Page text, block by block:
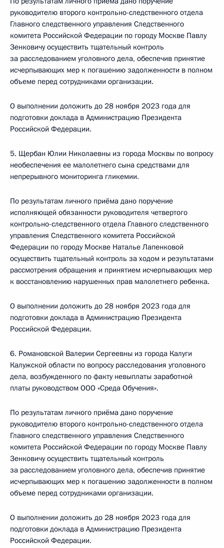
руководителю второго контрольно-следственного отдела
Главного следственного управления Следственного
комитета Российской Федерации по городу Москве Павлу
Зенковичу осуществить тщательный контроль
за расследованием уголовного дела, обеспечив принятие
исчерпывающих мер к погашению задолженности в полном
объеме перед сотрудниками организации.
О выполнении доложить до 28 ноября 2023 года для
подготовки доклада в Администрацию Президента
Российской Федерации.
5. Щербан Юлии Николаевны из города Москвы по вопросу
необеспечения ее малолетнего сына средствами для
непрерывного мониторинга гликемии.
По результатам личного приёма дано поручение
исполняющей обязанности руководителя четвертого
контрольно-следственного отдела Главного следственного
управления Следственного комитета Российской
Федерации по городу Москве Наталье Лапенковой
осуществить тщательный контроль за ходом и результатами
рассмотрения обращения и принятием исчерпывающих мер
к восстановлению нарушенных прав малолетнего ребенка.
О выполнении доложить до 28 ноября 2023 года для
подготовки доклада в Администрацию Президента
Российской Федерации.
6. Романовской Валерии Сергеевны из города Калуги
Калужской области по вопросу расследования уголовного
дела, возбужденного по факту невыплаты заработной
платы руководством ООО «Среда Обучения».
По результатам личного приёма дано поручение
руководителю второго контрольно-следственного отдела
Главного следственного управления Следственного
комитета Российской Федерации по городу Москве Павлу
Зенковичу осуществить тщательный контроль
за расследованием уголовного дела, обеспечив принятие
исчерпывающих мер к погашению задолженности в полном
объеме перед сотрудниками организации.
О выполнении доложить до 28 ноября 2023 года для
подготовки доклада в Администрацию Президента
Российской Федерации.